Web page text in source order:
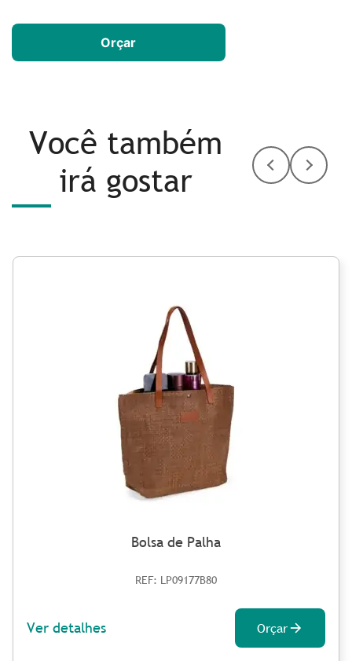
Orçar
Você também
irá gostar
Bolsa de Palha
REF: LP09177B80
Ver detalhes Orçar